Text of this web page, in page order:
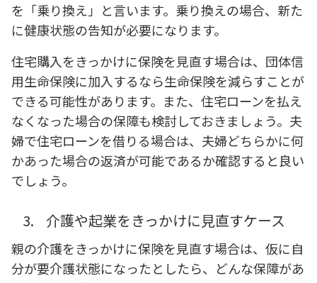
を「乗り換え」と言います。乗り換えの場合、新た
に健康状態の告知が必要になります。
住宅購入をきっかけに保険を見直す場合は、団体信
用生命保険に加入するなら生命保険を減らすことが
できる可能性があります。また、住宅ローンを払え
なくなった場合の保障も検討しておきましょう。夫
婦で住宅ローンを借りる場合は、夫婦どちらかに何
かあった場合の返済が可能であるか確認すると良い
でしょう。
3. 介護や起業をきっかけに見直すケース
親の介護をきっかけに保険を見直す場合は、仮に自
分が要介護状態になったとしたら、どんな保障があ